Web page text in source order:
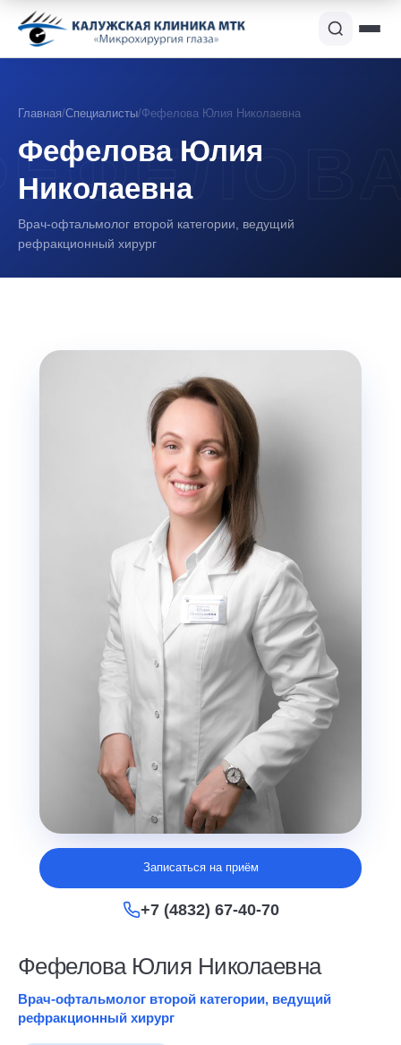
Главная/Специалисты/Фефелова Юлия Николаевна
Фефелова Юлия
Николаевна
Врач-офтальмолог второй категории, ведущий
рефракционный хирург
Записаться на приём
+7 (4832) 67-40-70
Фефелова Юлия Николаевна
Врач-офтальмолог второй категории, ведущий
рефракционный хирург